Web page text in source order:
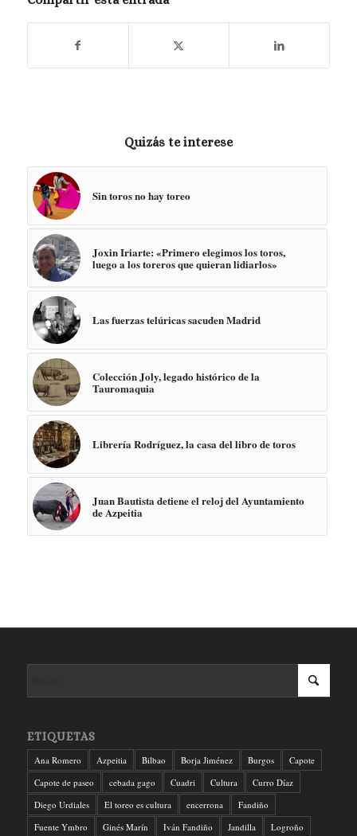
Quizás te interese
Sin toros no hay toreo
Joxin Iriarte: «Primero elegimos los toros,
luego a los toreros que quieran lidiarlos»
Las fuerzas telúricas sacuden Madrid
Colección Joly, legado histórico de la
Tauromaquia
Librería Rodríguez, la casa del libro de toros
Juan Bautista detiene el reloj del Ayuntamiento
de Azpeitia
ETIQUETAS
Ana Romero Azpeitia Bilbao Borja Jiménez Burgos
Capote
Capote de paseo
cebada gago Cuadri Cultura
Curro Díaz
Diego Urdiales
El toreo es cultura encerrona
Fandiño
Fuente Ymbro
Ginés Marín Iván Fandiño Jandilla
Logroño